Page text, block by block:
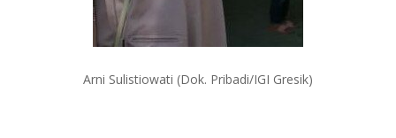
Arni Sulistiowati (Dok. Pribadi/IGI Gresik)